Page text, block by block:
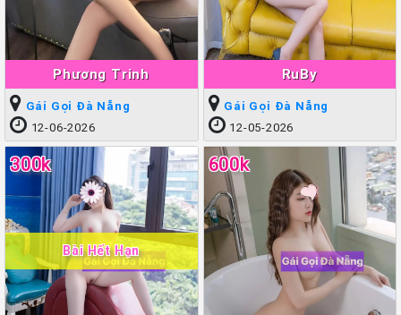
Phương Trinh
Gái Gọi Đà Nẵng
12-06-2026
RuBy
Gái Gọi Đà Nẵng
12-05-2026
300k
Bài Hết Hạn
600k